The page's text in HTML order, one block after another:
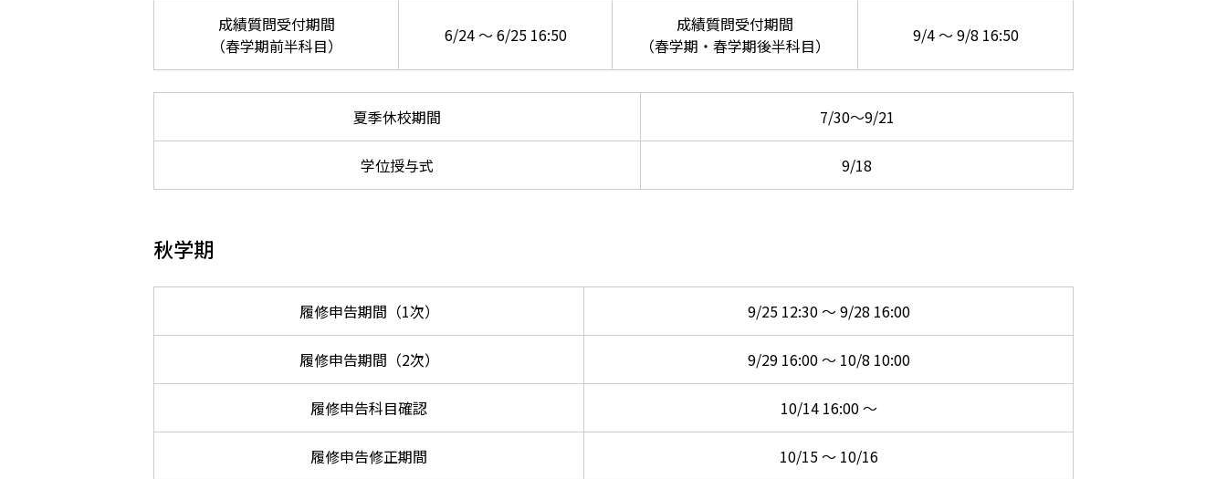
成績質問受付期間
（春学期前半科目）
6/24 ～ 6/25 16:50
成績質問受付期間
（春学期・春学期後半科目）
9/4 ～ 9/8 16:50
夏季休校期間 7/30～9/21
学位授与式 9/18
秋学期
履修申告期間（1次） 9/25 12:30 ～ 9/28 16:00
履修申告期間（2次） 9/29 16:00 ～ 10/8 10:00
履修申告科目確認 10/14 16:00 ～
履修申告修正期間 10/15 ～ 10/16